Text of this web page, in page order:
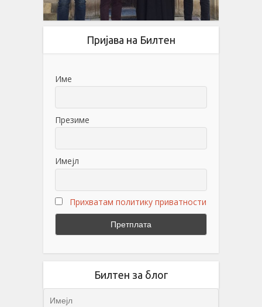
Пријава на Билтен
Име
Презиме
Имејл
Прихватам политику приватности
Билтен за блог